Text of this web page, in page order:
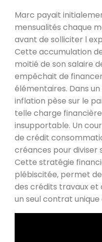
Marc payait
mensualités chaque
avant de solliciter l
Cette accumulation
moitié de son salaire
empêchait de
élémentaires. Dans
inflation pèse sur le
telle charge
insupportable. Un
de crédit
créances pour diviser
Cette stratégie
plébiscitée, permet
des crédits travaux et
un seul contrat